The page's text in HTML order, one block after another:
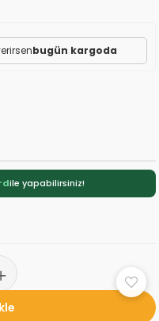
bugün kargoda
ile yapabilirsiniz!